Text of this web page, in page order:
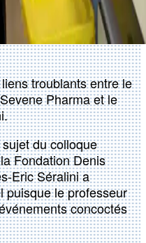
troublants entre le
Pharma et le
du colloque
Fondation Denis
Eric Séralini a
puisque le professeur
concoctés